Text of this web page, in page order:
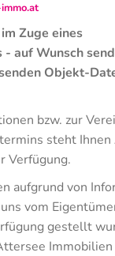
Zuge eines
- auf Wunsch
Objekt-
bzw. zur
steht
Verfügung.
aufgrund von
vom
gestellt